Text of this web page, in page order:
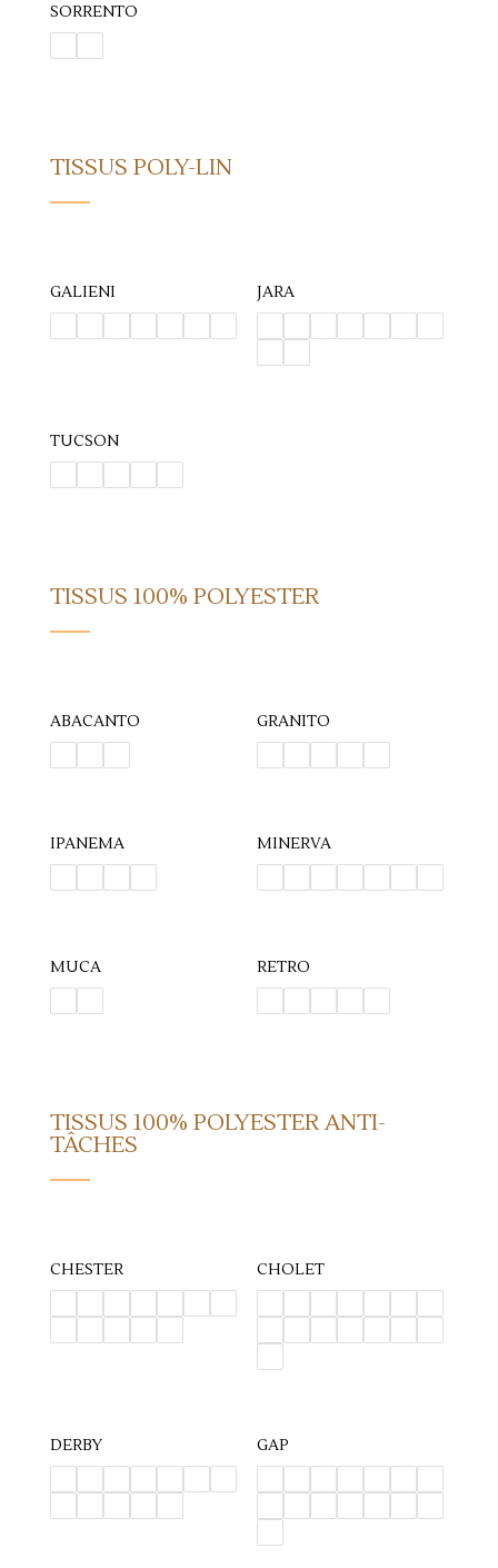
SORRENTO
TISSUS POLY-LIN
GALIENI JARA
TUCSON
TISSUS 100% POLYESTER
ABACANTO GRANITO
IPANEMA MINERVA
MUCA RETRO
TISSUS 100% POLYESTER ANTI-
TÂCHES
CHESTER CHOLET
DERBY GAP